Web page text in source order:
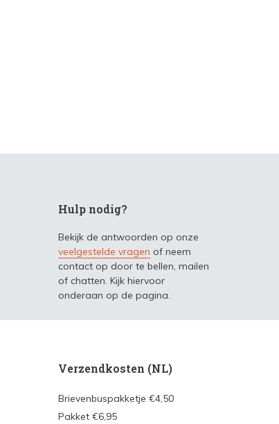
Hulp nodig?
Bekijk de antwoorden op onze
veelgestelde vragen of neem
contact op door te bellen, mailen
of chatten. Kijk hiervoor
onderaan op de pagina.
Verzendkosten (NL)
Brievenbuspakketje €4,50
Pakket €6,95